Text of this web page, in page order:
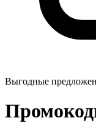
Выгодные